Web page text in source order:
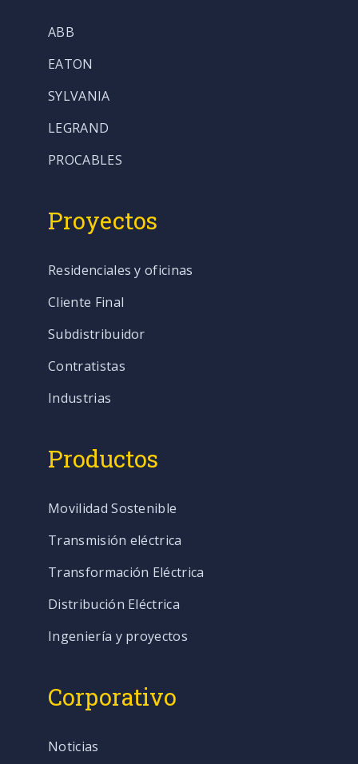
ABB
EATON
SYLVANIA
LEGRAND
PROCABLES
Proyectos
Residenciales y oficinas
Cliente Final
Subdistribuidor
Contratistas
Industrias
Productos
Movilidad Sostenible
Transmisión eléctrica
Transformación Eléctrica
Distribución Eléctrica
Ingeniería y proyectos
Corporativo
Noticias